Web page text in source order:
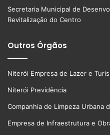
Secretaria Municipal de
Revitalização do Centro
Outros Órgãos
Niterói Empresa de Lazer e
Niterói Previdência
Companhia de Limpeza Urbana
Empresa de Infraestrutura e